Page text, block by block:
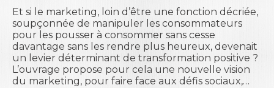
Et si le marketing, loin d’être une fonction décriée,
soupçonnée de manipuler les consommateurs
pour les pousser à consommer sans cesse
davantage sans les rendre plus heureux, devenait
un levier déterminant de transformation positive ?
L’ouvrage propose pour cela une nouvelle vision
du marketing, pour faire face aux défis sociaux,…